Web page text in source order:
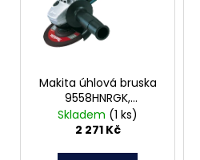
Makita úhlová bruska
9558HNRGK,
125mm,840W,kufr
Skladem (1 ks)
2 271 Kč